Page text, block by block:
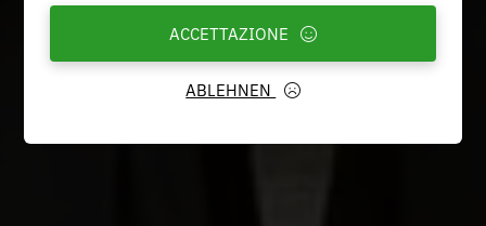
ABLEHNEN
ACCETTAZIONE